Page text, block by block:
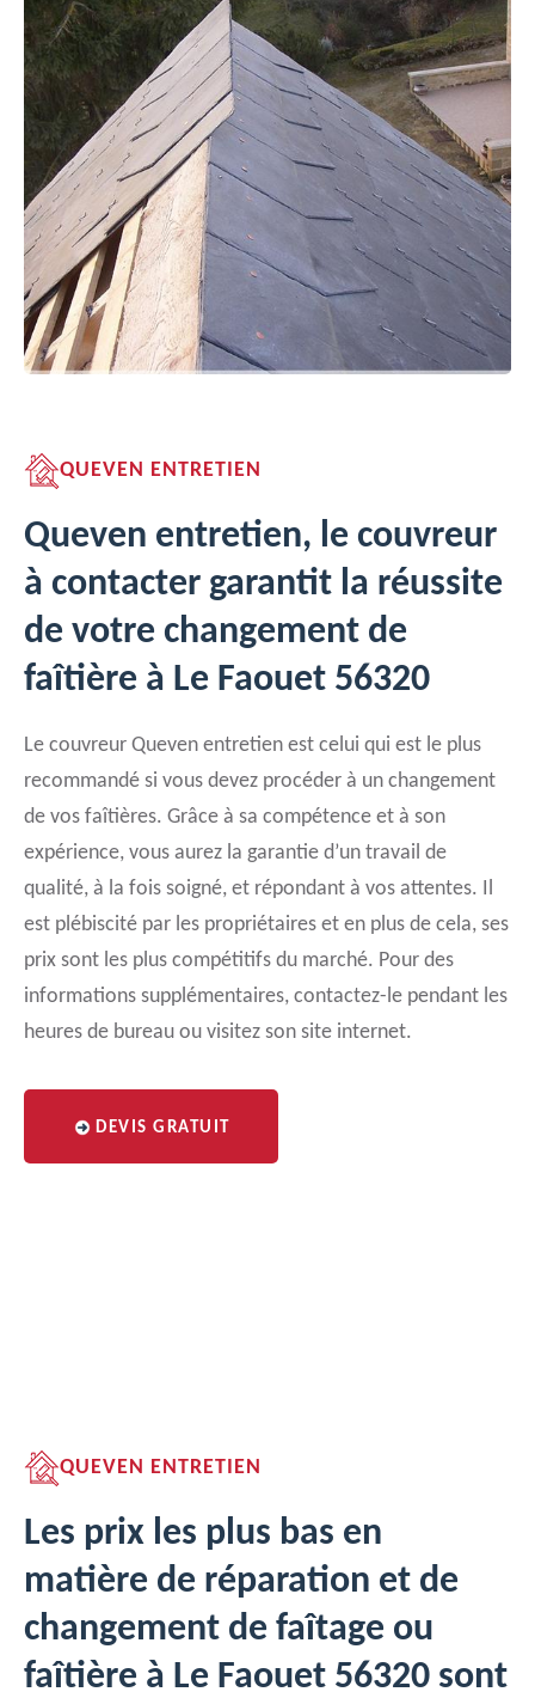
QUEVEN ENTRETIEN
Queven entretien, le couvreur
à contacter garantit la réussite
de votre changement de
faîtière à Le Faouet 56320
Le couvreur Queven entretien est celui qui est le plus
recommandé si vous devez procéder à un changement
de vos faîtières. Grâce à sa compétence et à son
expérience, vous aurez la garantie d’un travail de
qualité, à la fois soigné, et répondant à vos attentes. Il
est plébiscité par les propriétaires et en plus de cela, ses
prix sont les plus compétitifs du marché. Pour des
informations supplémentaires, contactez-le pendant les
heures de bureau ou visitez son site internet.
DEVIS GRATUIT
QUEVEN ENTRETIEN
Les prix les plus bas en
matière de réparation et de
changement de faîtage ou
faîtière à Le Faouet 56320 sont